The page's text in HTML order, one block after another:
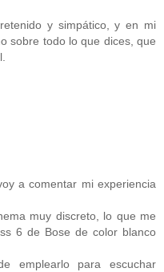
y simpático, y en mi
sobre todo lo que dices, que
a comentar mi experiencia
muy discreto, lo que me
6 de Bose de color blanco
emplearlo para escuchar